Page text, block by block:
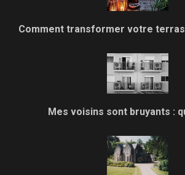
Comment transformer votre
Mes voisins sont bruyants :